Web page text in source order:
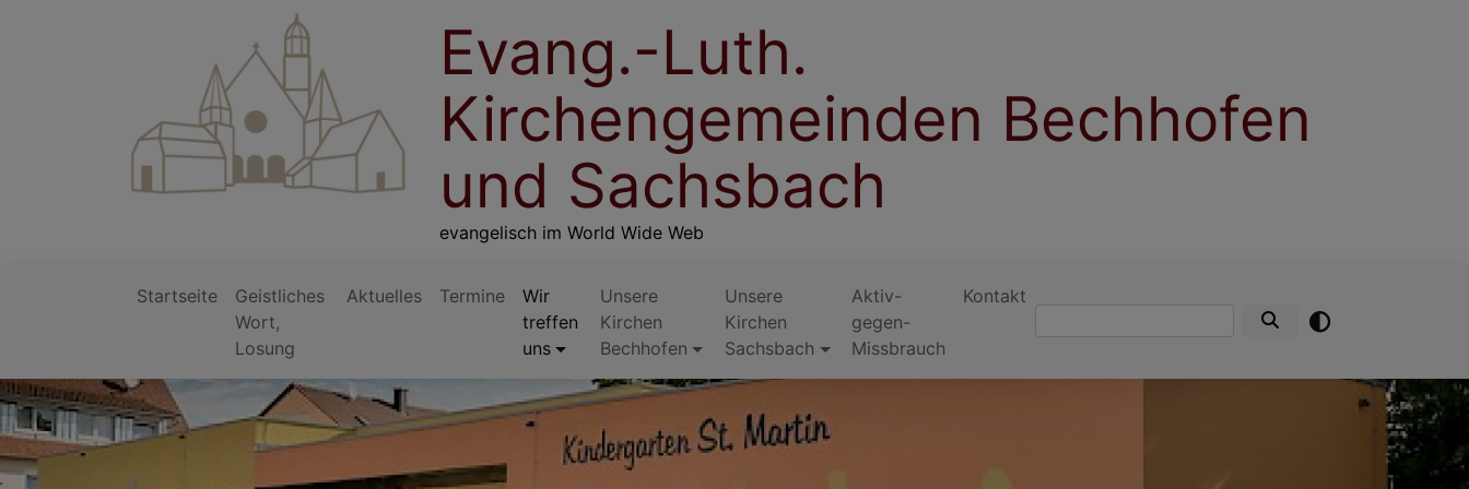
Evang.-Luth.
Kirchengemeinden Bechhofen
und Sachsbach
evangelisch im World Wide Web
Hauptnavigation
Startseite
Geistliches
Wort,
Losung
Aktuelles Termine
Wir
treffen
uns
Unsere
Kirchen
Bechhofen
Unsere
Kirchen
Sachsbach
Aktiv-
gegen-
Missbrauch
Kontakt